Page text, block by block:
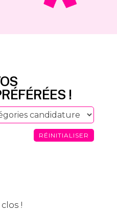
!
!